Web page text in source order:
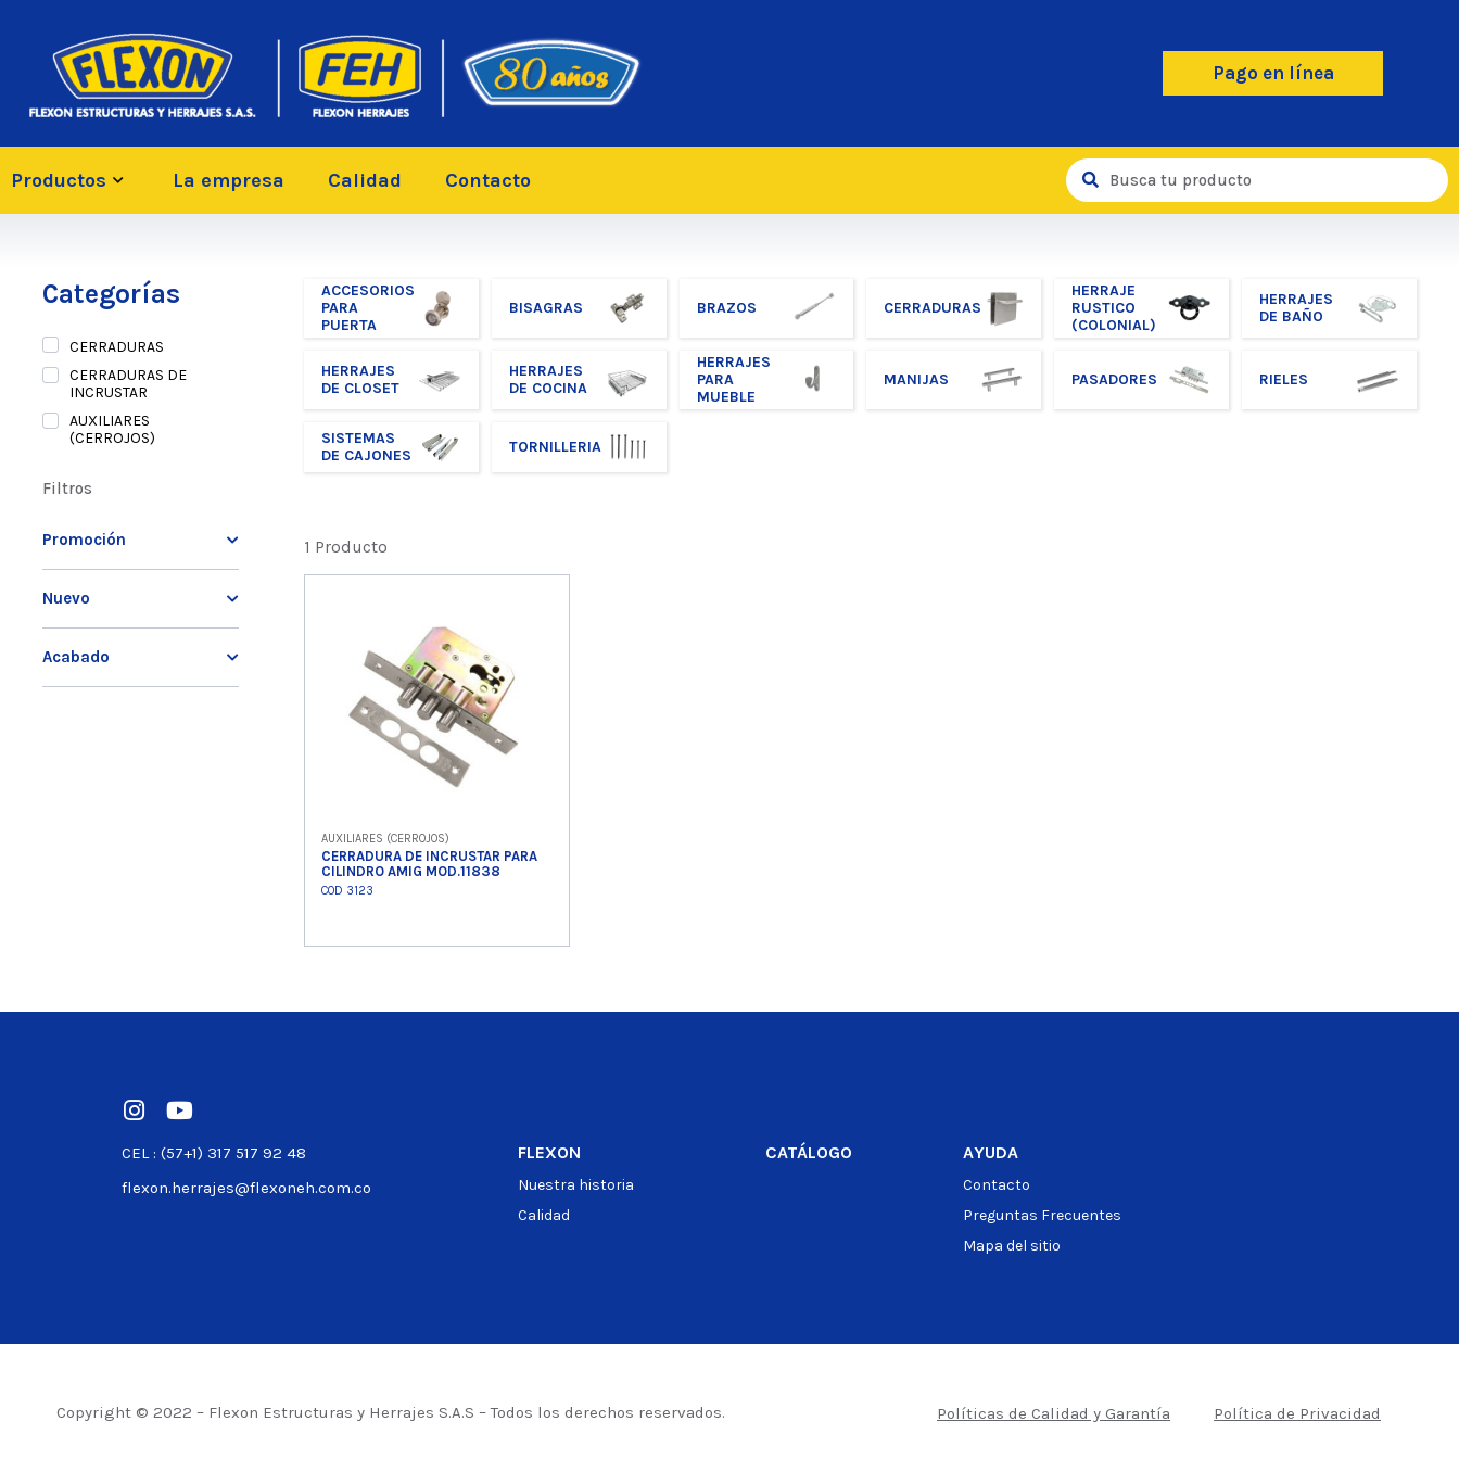
Pago en línea
Productos La empresa Calidad Contacto
Categorías
CERRADURAS
CERRADURAS DE
INCRUSTAR
AUXILIARES
(CERROJOS)
Filtros
Promoción
Nuevo
Acabado
ACCESORIOS
PARA
PUERTA
BISAGRAS BRAZOS CERRADURAS
HERRAJE
RUSTICO
(COLONIAL)
HERRAJES
DE BAÑO
HERRAJES
DE CLOSET
HERRAJES
DE COCINA
HERRAJES
PARA
MUEBLE
MANIJAS PASADORES RIELES
SISTEMAS
DE CAJONES
TORNILLERIA
1 Producto
AUXILIARES (CERROJOS)
CERRADURA DE INCRUSTAR PARA
CILINDRO AMIG MOD.11838
COD 3123
CEL : (57+1) 317 517 92 48
flexon.herrajes@flexoneh.com.co
FLEXON
Nuestra historia
Calidad
CATÁLOGO AYUDA
Contacto
Preguntas Frecuentes
Mapa del sitio
Copyright © 2022 – Flexon Estructuras y Herrajes S.A.S – Todos los derechos reservados. Políticas de Calidad y Garantía Política de Privacidad